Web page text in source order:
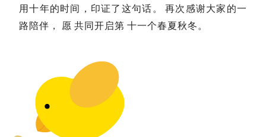
用十年的时间，印证了这句话。
再次感谢大家的一
路陪伴，
愿 共同开启第 十一个春夏秋冬。